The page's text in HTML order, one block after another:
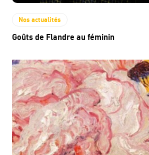
Nos actualités
Goûts de Flandre au féminin